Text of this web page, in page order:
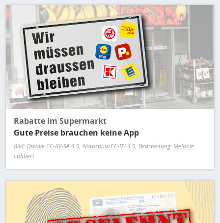
Bild
Rabatte im Supermarkt
Gute Preise brauchen keine App
Bild: Qwave CC-BY-SA 4.0, NaturpuurCC-BY 4.0, Bearbeitung:Melanie
Lübbert
Bild